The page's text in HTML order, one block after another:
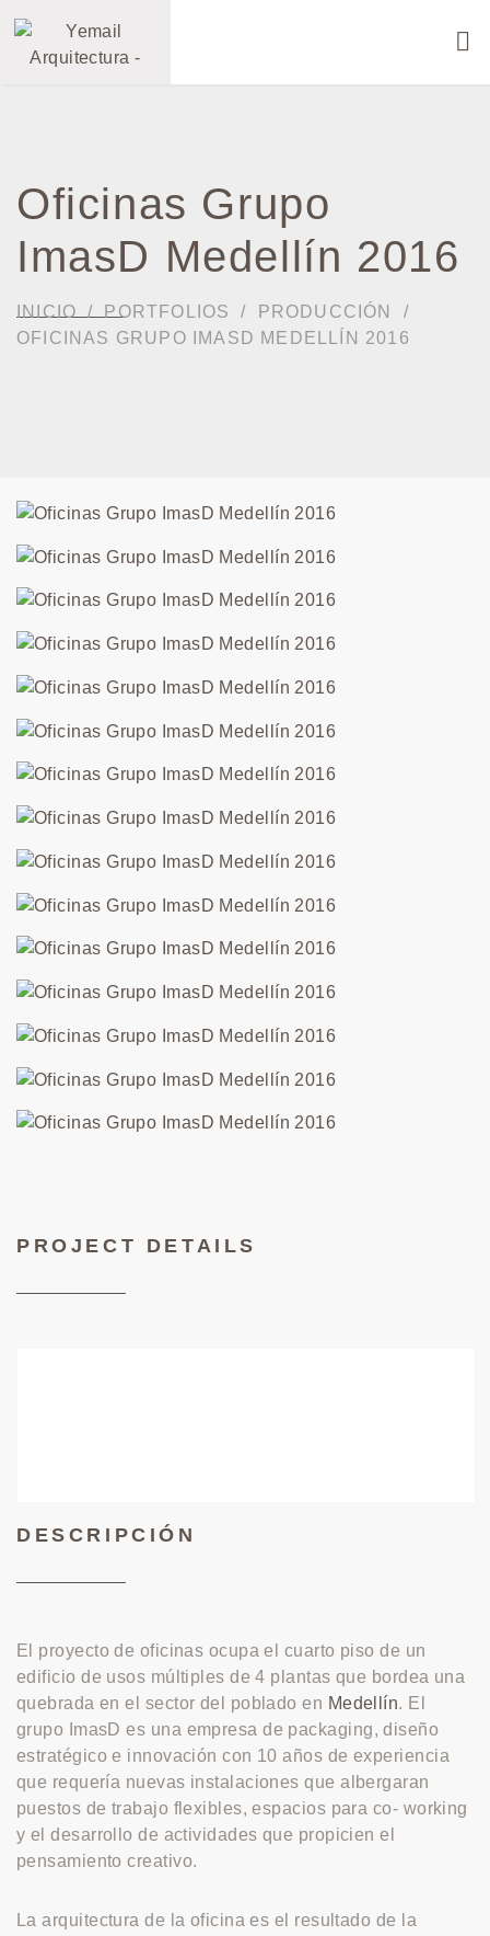
Oficinas Grupo
ImasD Medellín 2016
INICIO PORTFOLIOS
PRODUCCIÓN
OFICINAS GRUPO IMASD MEDELLÍN 2016
PROJECT DETAILS
DESCRIPCIÓN
El proyecto de oficinas ocupa el cuarto piso de un
edificio de usos múltiples de 4 plantas que bordea una
quebrada en el sector del poblado en Medellín. El
grupo ImasD es una empresa de packaging, diseño
estratégico e innovación con 10 años de experiencia
que requería nuevas instalaciones que albergaran
puestos de trabajo flexibles, espacios para co- working
y el desarrollo de actividades que propicien el
pensamiento creativo.
La arquitectura de la oficina es el resultado de la